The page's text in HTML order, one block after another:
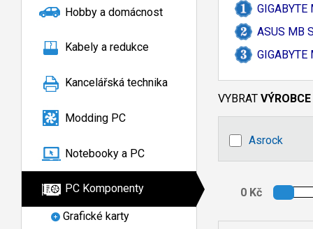
Hobby a domácnost
Kabely a redukce
Kancelářská technika
Modding PC
Notebooky a PC
PC Komponenty
Grafické karty
ASUS MB
VYBRAT VÝROBCE
Asrock